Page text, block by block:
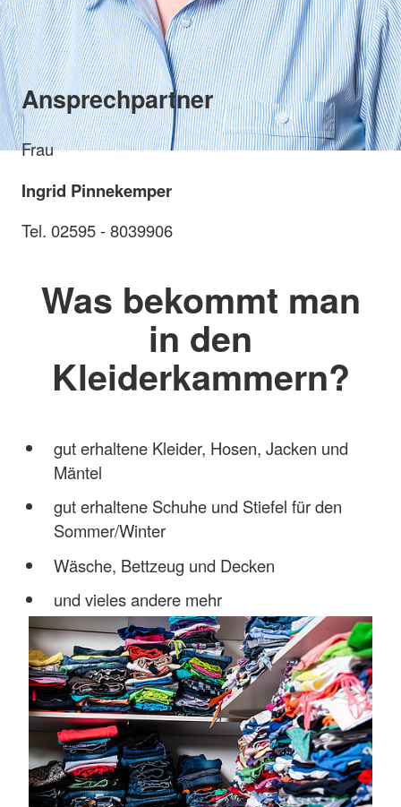
Ansprechpartner
Frau
Ingrid Pinnekemper
Tel. 02595 - 8039906
Was bekommt man
in den
Kleiderkammern?
gut erhaltene Kleider, Hosen, Jacken und
Mäntel
gut erhaltene Schuhe und Stiefel für den
Sommer/Winter
Wäsche, Bettzeug und Decken
und vieles andere mehr